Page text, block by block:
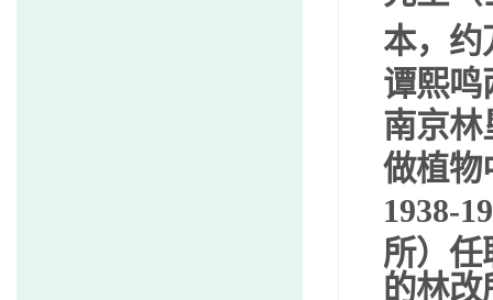
本，约
谭熙鸣
南京林
做植物
1938-
所）任
的林